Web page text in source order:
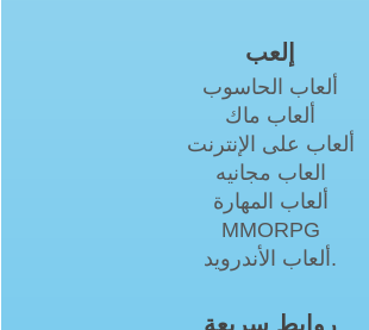
إلعب
ألعاب الحاسوب
ألعاب ماك
ألعاب على الإنترنت
العاب مجانيه
ألعاب المهارة
MMORPG
ألعاب الأندرويد.
روابط سريعة